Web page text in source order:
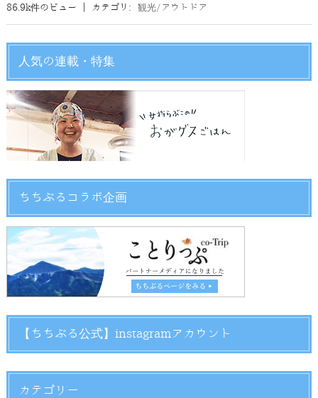
86.9k件のビュー カテゴリ: 観光/アウトドア
人気の連載・特集
ちちぶるコラボ企画
【ちちぶる公式】instagramアカウント
カテゴリー